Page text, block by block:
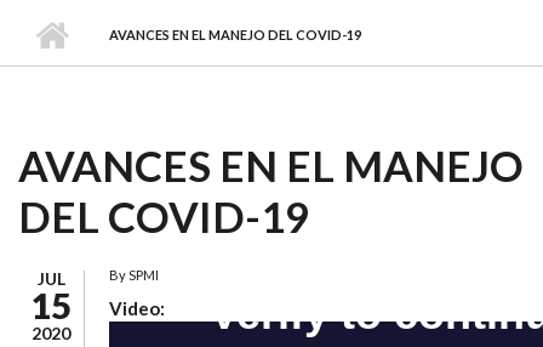
AVANCES EN EL MANEJO DEL COVID-19
AVANCES EN EL MANEJO
DEL COVID-19
JUL
15
2020
BySPMI
Video: